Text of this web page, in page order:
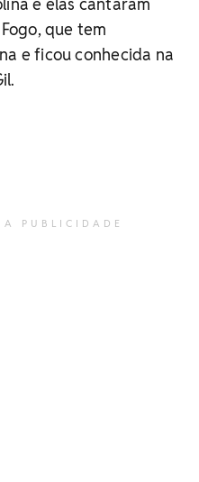
que tem
e ficou conhecida na
PUBLICIDADE